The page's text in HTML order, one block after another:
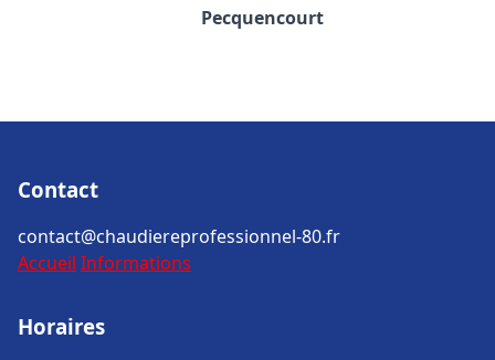
Pecquencourt
Contact
contact@chaudiereprofessionnel-80.fr
Accueil Informations
Horaires